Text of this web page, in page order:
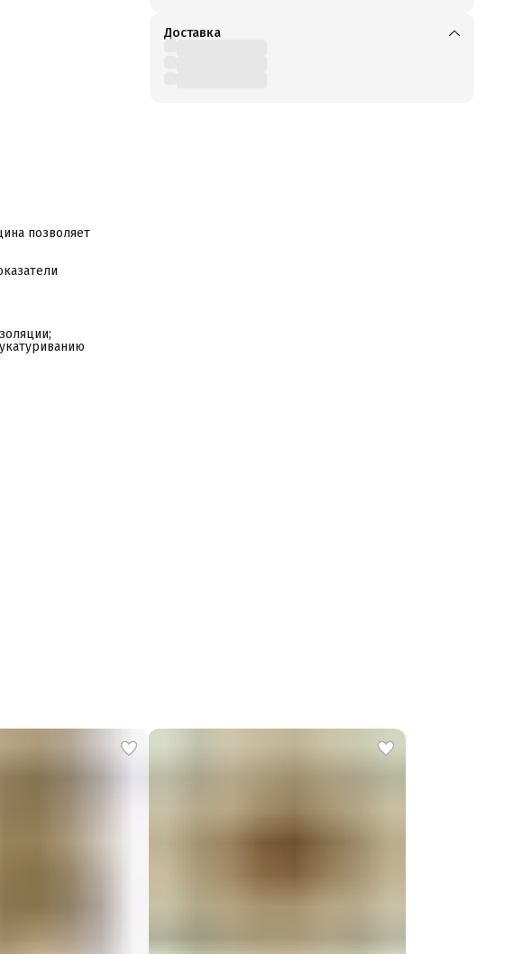
Доставка
позволяет
⠀